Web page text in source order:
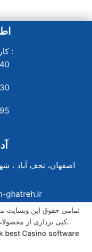
کارشناسان فروش :
اصفهان، نجف آباد ،
ghatreh.ir
تمامی حقوق این وبسایت
کپی برداری از محصولات و تصاویر پیگرد قانونی خواهد داشت.
best Casino software